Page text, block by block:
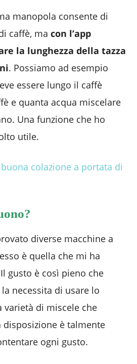
manopola consente di
caffè, ma con l’app
la lunghezza della tazza
. Possiamo ad esempio
essere lungo il caffè
e quanta acqua miscelare
Una funzione che ho
utile.
buona colazione a portata di
diverse macchine a
è quella che mi ha
gusto è così pieno che
necessita di usare lo
varietà di miscele che
disposizione è talmente
ogni gusto.